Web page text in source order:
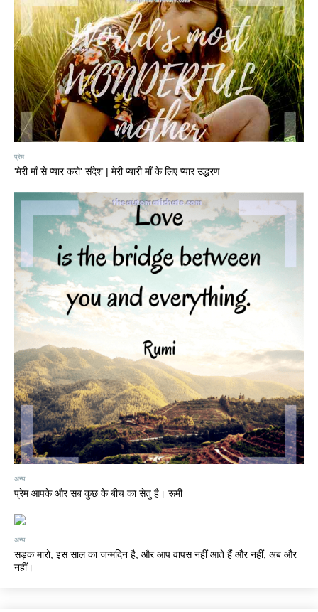
प्रेम
'मेरी माँ से प्यार करो' संदेश | मेरी प्यारी माँ के लिए प्यार उद्धरण
अन्य
प्रेम आपके और सब कुछ के बीच का सेतु है। रूमी
अन्य
सड़क मारो, इस साल का जन्मदिन है, और आप वापस नहीं आते हैं और नहीं, अब और
नहीं।